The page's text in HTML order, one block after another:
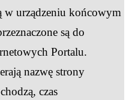
w urządzeniu końcowym
są do
Portalu.
nazwę strony
czas